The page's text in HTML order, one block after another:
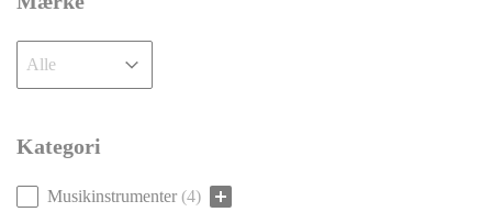
Mærke
Kategori
Kategori
Musikinstrumenter (4)